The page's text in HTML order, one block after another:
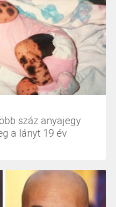
száz anyajegy
a lányt 19 év